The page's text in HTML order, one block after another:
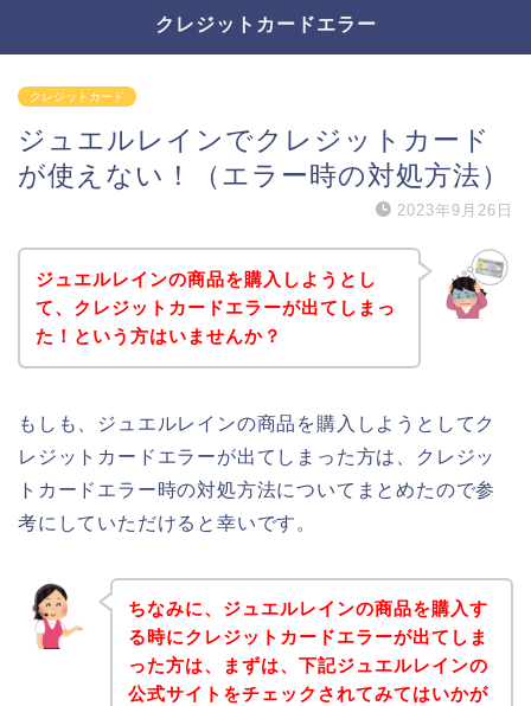
クレジットカードエラー
クレジットカード
ジュエルレインでクレジットカード
が使えない！（エラー時の対処方法）
2023年9月26日
ジュエルレインの商品を購入しようとし
て、クレジットカードエラーが出てしまっ
た！という方はいませんか？
もしも、ジュエルレインの商品を購入しようとしてク
レジットカードエラーが出てしまった方は、クレジッ
トカードエラー時の対処方法についてまとめたので参
考にしていただけると幸いです。
ちなみに、ジュエルレインの商品を購入す
る時にクレジットカードエラーが出てしま
った方は、まずは、下記ジュエルレインの
公式サイトをチェックされてみてはいかが